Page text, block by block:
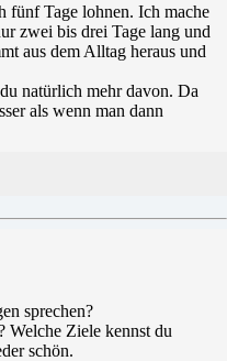
fünf Tage lohnen. Ich mache
zwei bis drei Tage lang und
aus dem Alltag heraus und
natürlich mehr davon. Da
als wenn man dann
sprechen?
Welche Ziele kennst du
schön.